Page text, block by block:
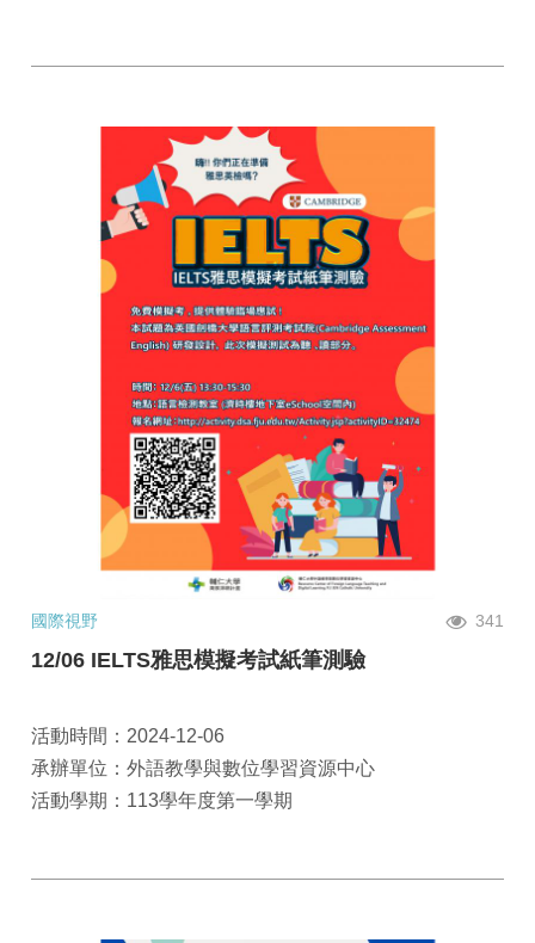
國際視野 341
12/06 IELTS雅思模擬考試紙筆測驗
活動時間：2024-12-06
承辦單位：外語教學與數位學習資源中心
活動學期：113學年度第一學期